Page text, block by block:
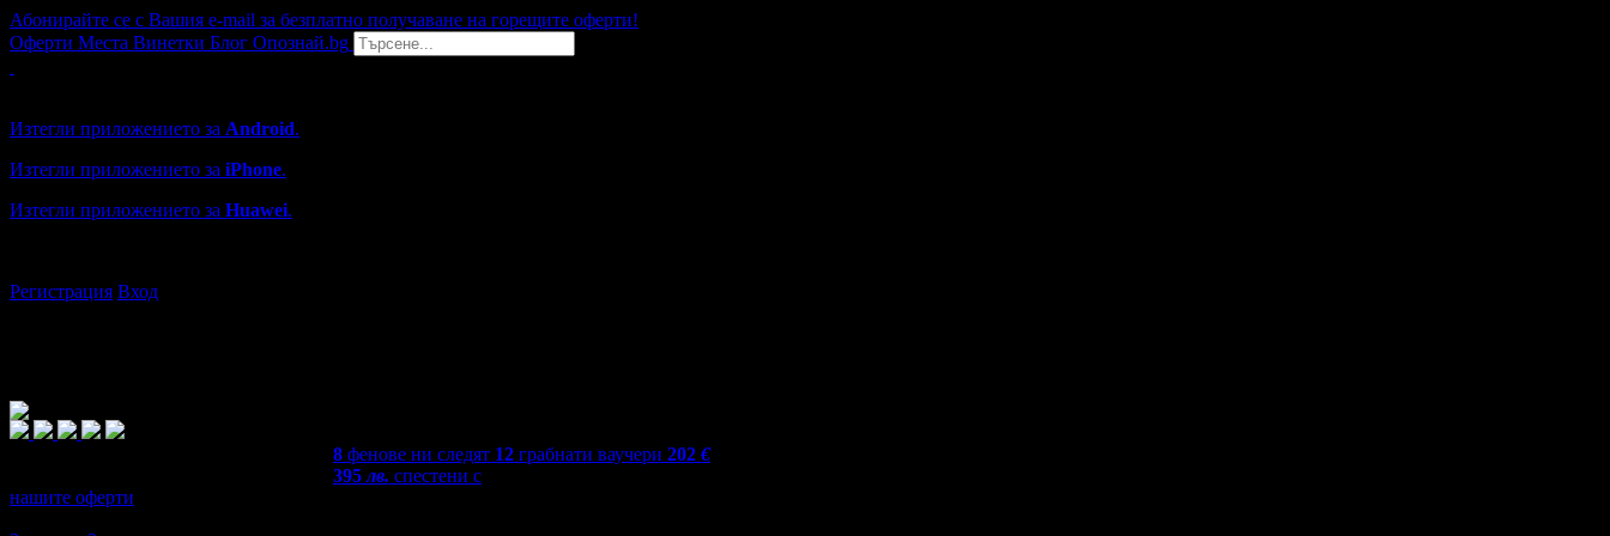
Абонирайте се с Вашия e-mail за безплатно получаване на горещите оферти!
Оферти Места Винетки Блог Опознай.bg
Изтегли приложението за Android.
Изтегли приложението за iPhone.
Изтегли приложението за Huawei.
Регистрация Вход
8 фенове ни следят 12 грабнати ваучери 202 €
395лв. спестени с
нашите оферти